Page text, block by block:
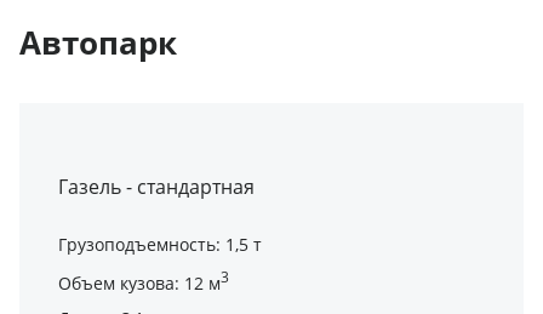
Автопарк
Газель - стандартная
Грузоподъемность: 1,5 т
Объем кузова: 12 м3